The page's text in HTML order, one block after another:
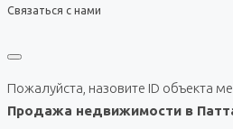
Связаться с нами
Пожалуйста, назовите ID объекта
Продажа недвижимости в